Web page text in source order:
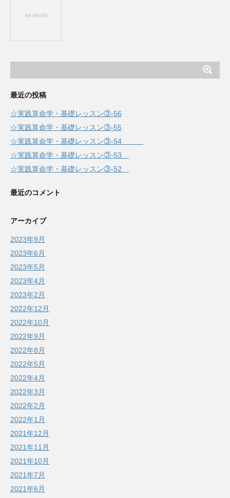
最近の投稿
☆実践算命学・基礎レッスン③-56
☆実践算命学・基礎レッスン③-55
☆実践算命学・基礎レッスン③-54
☆実践算命学・基礎レッスン③-53
☆実践算命学・基礎レッスン③-52
最近のコメント
アーカイブ
2023年9月
2023年6月
2023年5月
2023年4月
2023年2月
2022年12月
2022年10月
2022年9月
2022年8月
2022年5月
2022年4月
2022年3月
2022年2月
2022年1月
2021年12月
2021年11月
2021年10月
2021年7月
2021年6月